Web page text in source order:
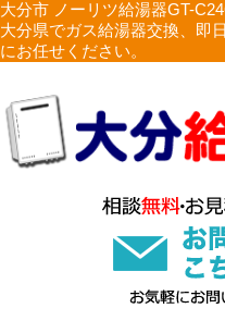
大分市 ノーリツ給湯器GT-
大分県でガス給湯器交換、即
にお任せください。